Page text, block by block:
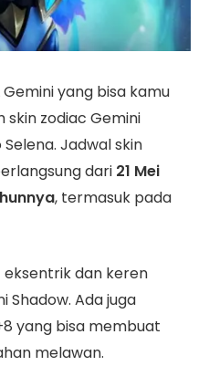
Gemini yang bisa kamu
skin zodiac Gemini
Jadwal skin
dari 21 Mei
, termasuk pada
dan keren
Shadow. Ada juga
yang bisa membuat
melawan.